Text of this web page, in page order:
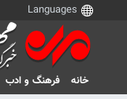
خانه فرهنگ و ادب